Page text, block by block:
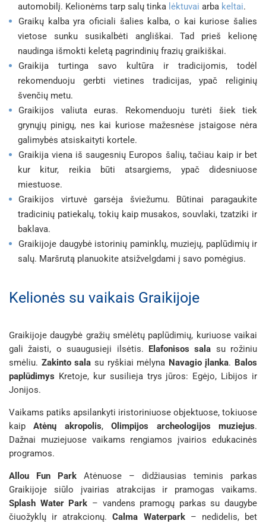
automobilį. Kelionėms tarp salų tinka lėktuvai arba keltai.
Graikų kalba yra oficiali šalies kalba, o kai kuriose šalies
vietose sunku susikalbėti angliškai. Tad prieš kelionę
naudinga išmokti keletą pagrindinių frazių graikiškai.
Graikija turtinga savo kultūra ir tradicijomis, todėl
rekomenduoju gerbti vietines tradicijas, ypač religinių
švenčių metu.
Graikijos valiuta euras. Rekomenduoju turėti šiek tiek
grynųjų pinigų, nes kai kuriose mažesnėse įstaigose nėra
galimybės atsiskaityti kortele.
Graikija viena iš saugesnių Europos šalių, tačiau kaip ir bet
kur kitur, reikia būti atsargiems, ypač didesniuose
miestuose.
Graikijos virtuvė garsėja šviežumu. Būtinai paragaukite
tradicinių patiekalų, tokių kaip musakos,souvlaki,tzatziki ir
baklava.
Graikijoje daugybė istorinių paminklų, muziejų, paplūdimių ir
salų. Maršrutą planuokite atsižvelgdami į savo pomėgius.
Kelionės su vaikais Graikijoje
Graikijoje daugybė gražių smėlėtų paplūdimių, kuriuose vaikai
gali žaisti, o suaugusieji ilsėtis. Elafonisos sala su rožiniu
smėliu. Zakinto sala su ryškiai mėlyna Navagio įlanka. Balos
paplūdimys Kretoje, kur susilieja trys jūros: Egėjo, Libijos ir
Jonijos.
Vaikams patiks apsilankyti iristoriniuose objektuose, tokiuose
kaipAtėnų akropolis,Olimpijos archeologijos muziejus.
Dažnai muziejuose vaikams rengiamos įvairios edukacinės
programos.
Allou Fun Park Atėnuose – didžiausias teminis parkas
Graikijoje siūlo įvairias atrakcijas ir pramogas vaikams.
Splash Water Park – vandens pramogų parkas su daugybe
čiuožyklų ir atrakcionų.Calma Waterpark – nedidelis, bet